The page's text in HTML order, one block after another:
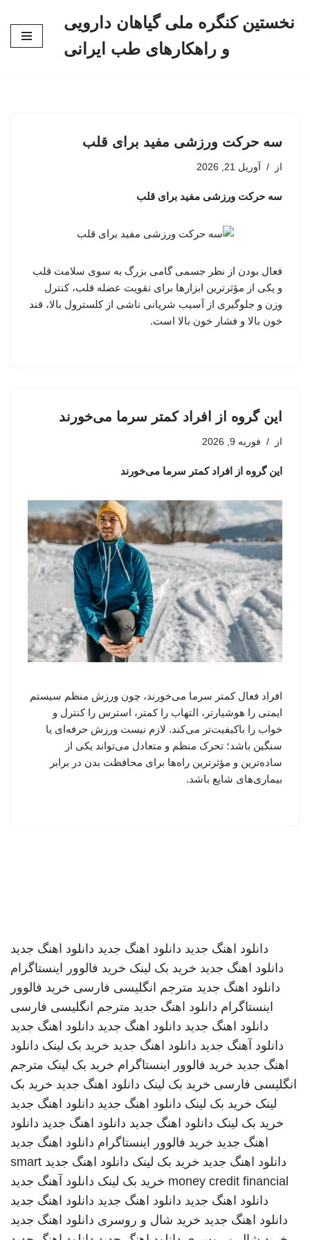
نخستین کنگره ملی گیاهان دارویی
و راهکارهای طب ایرانی
سه حرکت ورزشی مفید برای قلب
از آوریل 21, 2026
سه حرکت ورزشی مفید برای قلب
فعال بودن از نظر جسمی گامی بزرگ به سوی سلامت قلب
و یکی از مؤثرترین ابزارها برای تقویت عضله قلب، کنترل
وزن و جلوگیری از آسیب شریانی ناشی از کلسترول بالا، قند
خون بالا و فشار خون بالا است.
این گروه از افراد کمتر سرما می‌خورند
از فوریه 9, 2026
این گروه از افراد کمتر سرما می‌خورند
افراد فعال کمتر سرما می‌خورند، چون ورزش منظم سیستم
ایمنی را هوشیارتر، التهاب را کمتر، استرس را کنترل و
خواب را باکیفیت‌تر می‌کند. لازم نیست ورزش حرفه‌ای یا
سنگین باشد؛ تحرک منظم و متعادل می‌تواند یکی از
ساده‌ترین و مؤثرترین راه‌ها برای محافظت بدن در برابر
بیماری‌های شایع باشد.
دانلود اهنگ جدید دانلود اهنگ جدید دانلود اهنگ جدید
دانلود اهنگ جدید خرید بک لینک خرید فالوور اینستاگرام
دانلود اهنگ جدید مترجم انگلیسی فارسی خرید فالوور
اینستاگرام دانلود اهنگ جدید مترجم انگلیسی فارسی
دانلود اهنگ جدید دانلود اهنگ جدید دانلود اهنگ جدید
دانلود آهنگ جدید دانلود اهنگ جدید خرید بک لینک دانلود
اهنگ جدید خرید فالوور اینستاگرام خرید بک لینک مترجم
انگلیسی فارسی خرید بک لینک دانلود اهنگ جدید خرید بک
لینک خرید بک لینک دانلود اهنگ جدید دانلود اهنگ جدید
خرید بک لینک دانلود اهنگ جدید دانلود اهنگ جدید دانلود
اهنگ جدید خرید فالوور اینستاگرام دانلود اهنگ جدید
دانلود اهنگ جدید خرید بک لینک دانلود اهنگ جدید smart
money credit financial خرید بک لینک دانلود آهنگ جدید
دانلود اهنگ جدید دانلود اهنگ جدید دانلود اهنگ جدید
دانلود اهنگ جدید خرید شال و روسری دانلود اهنگ جدید